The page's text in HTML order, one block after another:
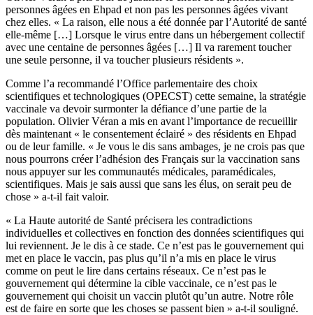
personnes âgées en Ehpad et non pas les personnes âgées vivant
chez elles. « La raison, elle nous a été donnée par l’Autorité de santé
elle-même […] Lorsque le virus entre dans un hébergement collectif
avec une centaine de personnes âgées […] Il va rarement toucher
une seule personne, il va toucher plusieurs résidents ».
Comme l’a recommandé l’Office parlementaire des choix
scientifiques et technologiques (OPECST) cette semaine, la stratégie
vaccinale va devoir surmonter la défiance d’une partie de la
population. Olivier Véran a mis en avant l’importance de recueillir
dès maintenant « le consentement éclairé » des résidents en Ehpad
ou de leur famille. « Je vous le dis sans ambages, je ne crois pas que
nous pourrons créer l’adhésion des Français sur la vaccination sans
nous appuyer sur les communautés médicales, paramédicales,
scientifiques. Mais je sais aussi que sans les élus, on serait peu de
chose » a-t-il fait valoir.
« La Haute autorité de Santé précisera les contradictions
individuelles et collectives en fonction des données scientifiques qui
lui reviennent. Je le dis à ce stade. Ce n’est pas le gouvernement qui
met en place le vaccin, pas plus qu’il n’a mis en place le virus
comme on peut le lire dans certains réseaux. Ce n’est pas le
gouvernement qui détermine la cible vaccinale, ce n’est pas le
gouvernement qui choisit un vaccin plutôt qu’un autre. Notre rôle
est de faire en sorte que les choses se passent bien » a-t-il souligné.